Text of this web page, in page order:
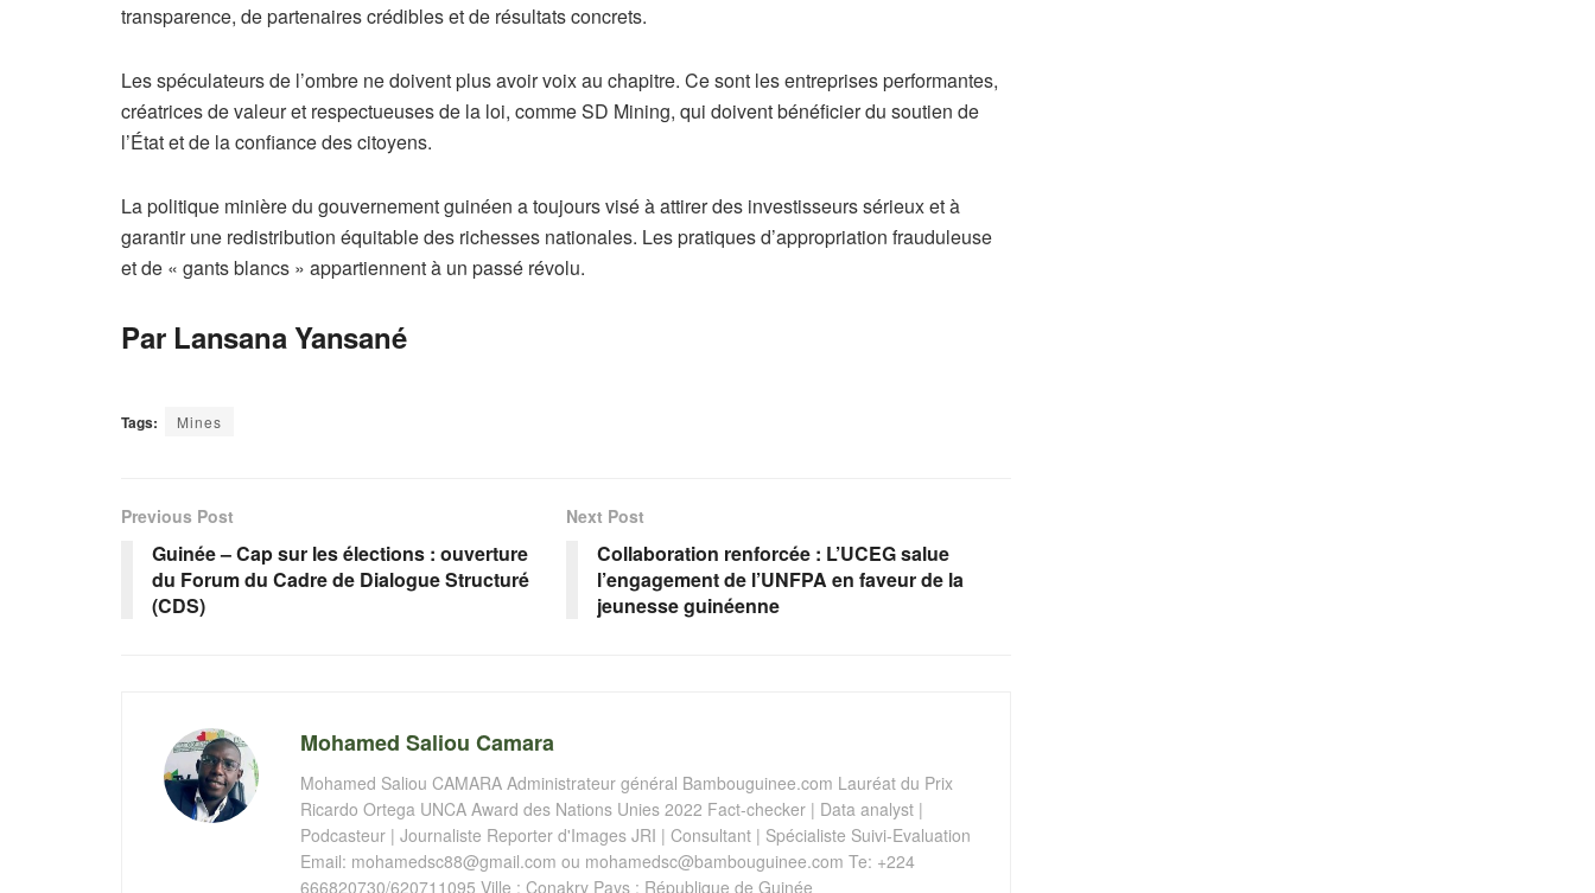
transparence, de partenaires crédibles et de résultats concrets.
Les spéculateurs de l’ombre ne doivent plus avoir voix au chapitre. Ce sont les entreprises performantes,
créatrices de valeur et respectueuses de la loi, comme SD Mining, qui doivent bénéficier du soutien de
l’État et de la confiance des citoyens.
La politique minière du gouvernement guinéen a toujours visé à attirer des investisseurs sérieux et à
garantir une redistribution équitable des richesses nationales. Les pratiques d’appropriation frauduleuse
et de « gants blancs » appartiennent à un passé révolu.
Par Lansana Yansané
Tags: Mines
Previous Post
Guinée – Cap sur les élections : ouverture
du Forum du Cadre de Dialogue Structuré
(CDS)
Next Post
Collaboration renforcée : L’UCEG salue
l’engagement de l’UNFPA en faveur de la
jeunesse guinéenne
Mohamed Saliou Camara
Mohamed Saliou CAMARA Administrateur général Bambouguinee.com Lauréat du Prix
Ricardo Ortega UNCA Award des Nations Unies 2022 Fact-checker | Data analyst |
Podcasteur | Journaliste Reporter d'Images JRI | Consultant | Spécialiste Suivi-Evaluation
Email: mohamedsc88@gmail.com ou mohamedsc@bambouguinee.com Te: +224
666820730/620711095 Ville : Conakry Pays : République de Guinée